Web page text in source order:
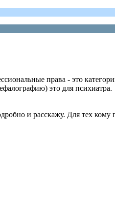
права - это
это для психиатра.
и расскажу. Для тех